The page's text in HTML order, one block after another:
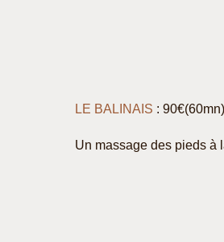
LE BALINAIS :
Un massage des pieds à